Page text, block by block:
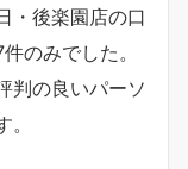
・後楽園店の口
のみでした。
判の良いパーソ